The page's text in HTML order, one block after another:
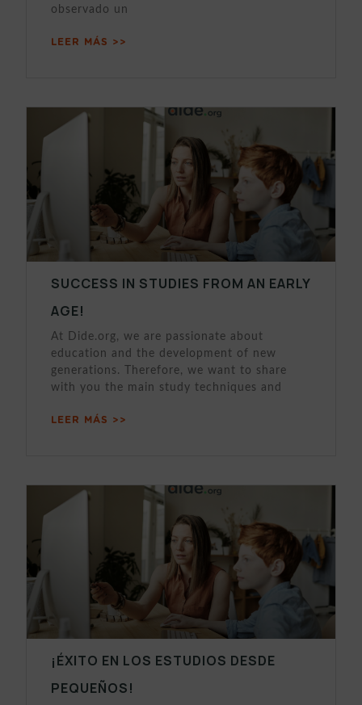
observado un
LEER MÁS >>
SUCCESS IN STUDIES FROM AN EARLY
AGE!
At Dide.org, we are passionate about
education and the development of new
generations. Therefore, we want to share
with you the main study techniques and
LEER MÁS >>
¡ÉXITO EN LOS ESTUDIOS DESDE
PEQUEÑOS!